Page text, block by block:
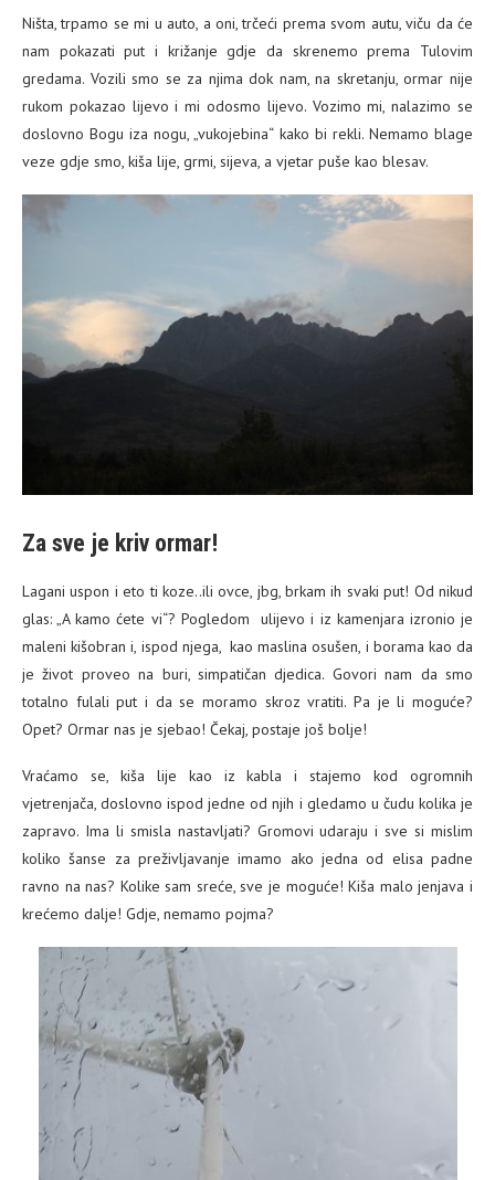
Ništa, trpamo se mi u auto, a oni, trčeći prema svom autu, viču da će
nam pokazati put i križanje gdje da skrenemo prema Tulovim
gredama. Vozili smo se za njima dok nam, na skretanju, ormar nije
rukom pokazao lijevo i mi odosmo lijevo. Vozimo mi, nalazimo se
doslovno Bogu iza nogu, „vukojebina“ kako bi rekli. Nemamo blage
veze gdje smo, kiša lije, grmi, sijeva, a vjetar puše kao blesav.
Za sve je kriv ormar!
Lagani uspon i eto ti koze..ili ovce, jbg, brkam ih svaki put! Od nikud
glas: „A kamo ćete vi“? Pogledom ulijevo i iz kamenjara izronio je
maleni kišobran i, ispod njega, kao maslina osušen, i borama kao da
je život proveo na buri, simpatičan djedica. Govori nam da smo
totalno fulali put i da se moramo skroz vratiti. Pa je li moguće?
Opet? Ormar nas je sjebao! Čekaj, postaje još bolje!
Vraćamo se, kiša lije kao iz kabla i stajemo kod ogromnih
vjetrenjača, doslovno ispod jedne od njih i gledamo u čudu kolika je
zapravo. Ima li smisla nastavljati? Gromovi udaraju i sve si mislim
koliko šanse za preživljavanje imamo ako jedna od elisa padne
ravno na nas? Kolike sam sreće, sve je moguće! Kiša malo jenjava i
krećemo dalje! Gdje, nemamo pojma?